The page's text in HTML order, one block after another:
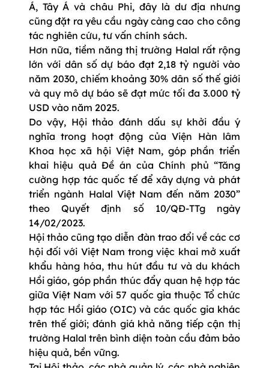
Á, Tây Á và châu Phi, đây là dư địa nhưng
cũng đặt ra yêu cầu ngày càng cao cho công
tác nghiên cứu, tư vấn chính sách.
Hơn nữa, tiềm năng thị trường Halal rất rộng
lớn với dân số dự báo đạt 2,18 tỷ người vào
năm 2030, chiếm khoảng 30% dân số thế giới
và quy mô dự báo sẽ đạt mức tối đa 3.000 tỷ
USD vào năm 2025.
Do vậy, Hội thảo đánh dấu sự khởi đầu ý
nghĩa trong hoạt động của Viện Hàn lâm
Khoa học xã hội Việt Nam, góp phần triển
khai hiệu quả Đề án của Chính phủ “Tăng
cường hợp tác quốc tế để xây dựng và phát
triển ngành Halal Việt Nam đến năm 2030”
theo Quyết định số 10/QĐ-TTg ngày
14/02/2023.
Hội thảo cũng tạo diễn đàn trao đổi về các cơ
hội đối với Việt Nam trong việc khai mở xuất
khẩu hàng hóa, thu hút đầu tư và du khách
Hồi giáo, góp phần thúc đẩy quan hệ hợp tác
giữa Việt Nam với 57 quốc gia thuộc Tổ chức
hợp tác Hồi giáo (OIC) và các quốc gia khác
trên thế giới; đánh giá khả năng tiếp cận thị
trường Halal trên bình diện toàn cầu đảm bảo
hiệu quả, bền vững.